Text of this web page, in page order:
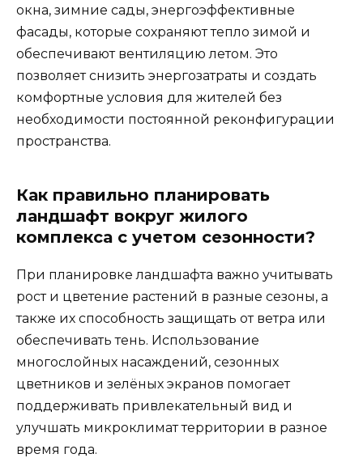
окна, зимние сады, энергоэффективные
фасады, которые сохраняют тепло зимой и
обеспечивают вентиляцию летом. Это
позволяет снизить энергозатраты и создать
комфортные условия для жителей без
необходимости постоянной реконфигурации
пространства.
Как правильно планировать
ландшафт вокруг жилого
комплекса с учетом сезонности?
При планировке ландшафта важно учитывать
рост и цветение растений в разные сезоны, а
также их способность защищать от ветра или
обеспечивать тень. Использование
многослойных насаждений, сезонных
цветников и зелёных экранов помогает
поддерживать привлекательный вид и
улучшать микроклимат территории в разное
время года.